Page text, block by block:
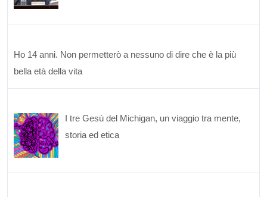
Ho 14 anni. Non permetterò a nessuno di dire che è la più
bella età della vita
I tre Gesù del Michigan, un viaggio tra mente,
storia ed etica